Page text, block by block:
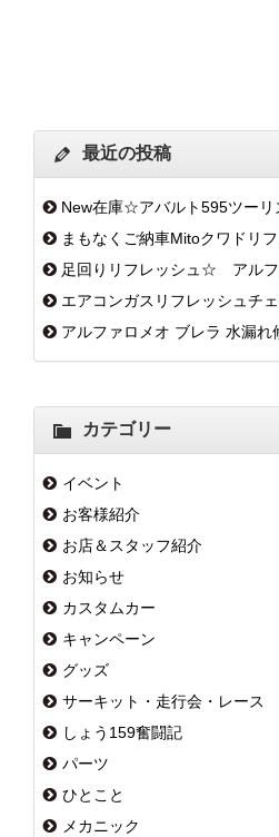
最近の投稿
New在庫☆アバルト595ツーリ
まもなくご納車Mitoクワドリ
足回りリフレッシュ☆ アルフ
エアコンガスリフレッシュチ
アルファロメオ ブレラ 水漏れ
カテゴリー
イベント
お客様紹介
お店＆スタッフ紹介
お知らせ
カスタムカー
キャンペーン
グッズ
サーキット・走行会・レース
しょう159奮闘記
パーツ
ひとこと
メカニック